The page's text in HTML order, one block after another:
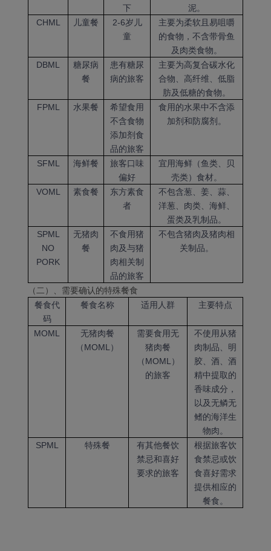
下
泥。
CHML
儿童餐
2-6岁儿
童
主要为柔软且易咀嚼
的食物，不含带骨鱼
及肉类食物。
DBML
糖尿病
餐
患有糖尿
病的旅客
主要为高复合碳水化
合物、高纤维、低脂
肪及低糖的食物。
FPML
水果餐
希望食用
不含食物
添加剂食
品的旅客
食用的水果中不含添
加剂和防腐剂。
SFML 海鲜餐
旅客口味
偏好
宜用海鲜（鱼类、贝
壳类）食材。
VOML
素食餐
东方素食
者
不包含葱、姜、蒜、
洋葱、肉类、海鲜、
蛋类及乳制品。
SPML
NO
PORK
无猪肉
餐
不食用猪
肉及与猪
肉相关制
品的旅客
不包含猪肉及猪肉相
关制品。
（二）、需要确认的特殊餐食
餐食代
码
餐食名称 适用人群 主要特点
MOML
无猪肉餐
（MOML）
需要食用无
猪肉餐
（MOML）
的旅客
不使用从猪
肉制品、明
胶、酒、酒
精中提取的
香味成分，
以及无鳞无
鳍的海洋生
物肉。
SPML
特殊餐
有其他餐饮
禁忌和喜好
要求的旅客
根据旅客饮
食禁忌或饮
食喜好需求
提供相应的
餐食。